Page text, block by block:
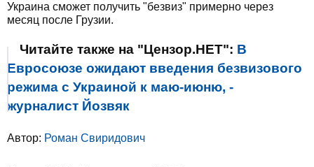
Украина сможет получить "безвиз" примерно через
месяц после Грузии.
Читайте также на "Цензор.НЕТ": В
Евросоюзе ожидают введения безвизового
режима с Украиной к маю-июню, -
журналист Йозвяк
Автор: Роман Свиридович